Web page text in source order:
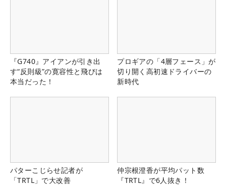
『G740』アイアンが引き出
す“反則級”の寛容性と飛びは
本当だった！
プロギアの「4層フェース」が
切り開く高初速ドライバーの
新時代
パターこじらせ記者が
「TRTL」で大改善
仲宗根澄香が平均パット数
『TRTL』で6人抜き！